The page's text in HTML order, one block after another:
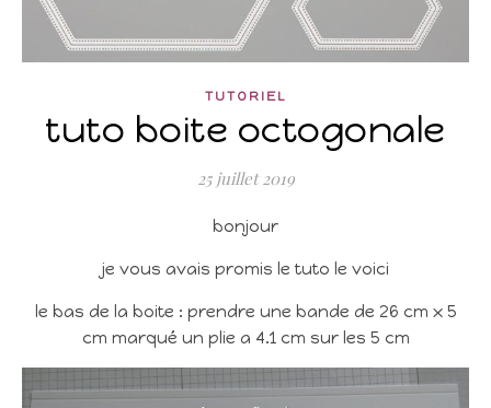
TUTORIEL
tuto boite octogonale
25 juillet 2019
bonjour
je vous avais promis le tuto le voici
le bas de la boite : prendre une bande de 26 cm x 5
cm marqué un plie a 4.1 cm sur les 5 cm